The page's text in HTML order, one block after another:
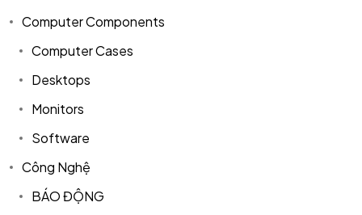
Computer Components
Computer Cases
Desktops
Monitors
Software
Công Nghệ
BÁO ĐỘNG